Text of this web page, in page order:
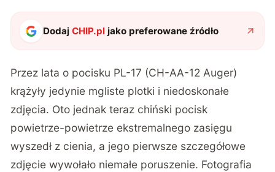
DodajCHIP.pl jako preferowane źródło
Przez lata o pocisku PL-17 (CH-AA-12 Auger)
krążyły jedynie mgliste plotki i niedoskonałe
zdjęcia. Oto jednak teraz chiński pocisk
powietrze-powietrze ekstremalnego zasięgu
wyszedł z cienia, a jego pierwsze szczegółowe
zdjęcie wywołało niemałe poruszenie. Fotografia